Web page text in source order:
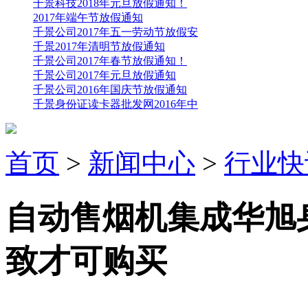
千景科技2018年元旦放假通知！
2017年端午节放假通知
千景公司2017年五一劳动节放假安
千景2017年清明节放假通知
千景公司2017年春节放假通知！
千景公司2017年元旦放假通知
千景公司2016年国庆节放假通知
千景身份证读卡器批发网2016年中
首页 > 新闻中心 > 行业
自动售烟机集成华
致才可购买